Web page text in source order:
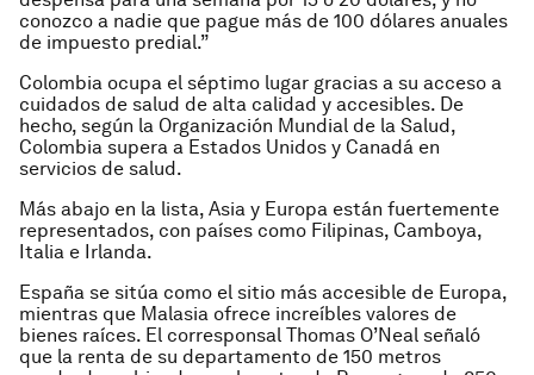
conozco a nadie que pague más de 100 dólares anuales
de impuesto predial.”
Colombia ocupa el séptimo lugar gracias a su acceso a
cuidados de salud de alta calidad y accesibles. De
hecho, según la Organización Mundial de la Salud,
Colombia supera a Estados Unidos y Canadá en
servicios de salud.
Más abajo en la lista, Asia y Europa están fuertemente
representados, con países como Filipinas, Camboya,
Italia e Irlanda.
España se sitúa como el sitio más accesible de Europa,
mientras que Malasia ofrece increíbles valores de
bienes raíces. El corresponsal Thomas O’Neal señaló
que la renta de su departamento de 150 metros